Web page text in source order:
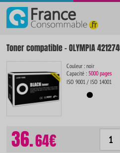
}
Toner compatible - OLYMPIA
Couleur : noir
Capacité :5000 pages
ISO 9001 / ISO 14001
36.64€